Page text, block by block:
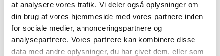
at analysere vores trafik. Vi deler også oplysninger om
din brug af vores hjemmeside med vores partnere inden
for sociale medier, annonceringspartnere og
analysepartnere. Vores partnere kan kombinere disse
data med andre oplysninger, du har givet dem, eller som
Seneste